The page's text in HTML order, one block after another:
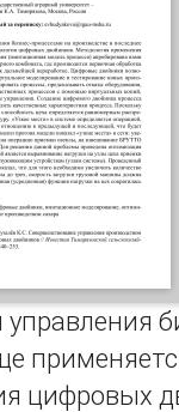
цифровых